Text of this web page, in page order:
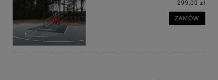
299,00 zł
ZAMÓW